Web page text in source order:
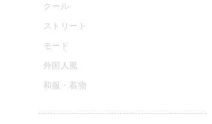
クール
ストリート
モード
外国人風
和服・着物